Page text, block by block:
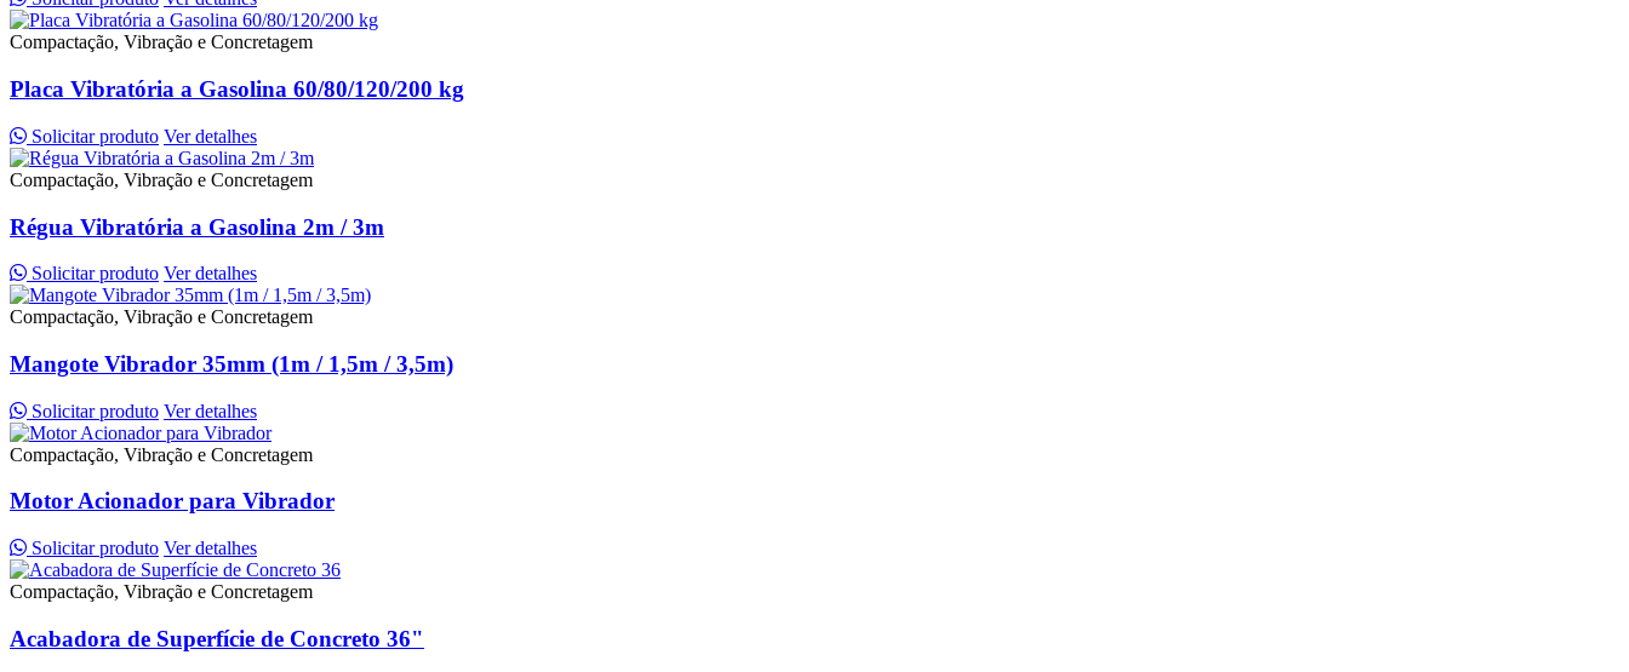
Compactação, Vibração e Concretagem
Placa Vibratória a Gasolina 60/80/120/200 kg
Solicitar produto Ver detalhes
Compactação, Vibração e Concretagem
Régua Vibratória a Gasolina 2m / 3m
Solicitar produto Ver detalhes
Compactação, Vibração e Concretagem
Mangote Vibrador 35mm (1m / 1,5m / 3,5m)
Solicitar produto Ver detalhes
Compactação, Vibração e Concretagem
Motor Acionador para Vibrador
Solicitar produto Ver detalhes
Compactação, Vibração e Concretagem
Acabadora de Superfície de Concreto 36"